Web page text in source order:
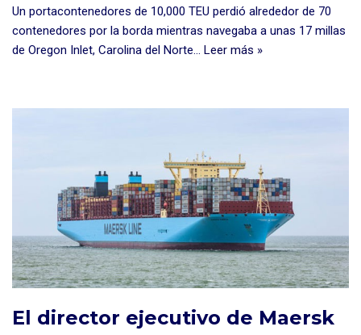
Un portacontenedores de 10,000 TEU perdió alrededor de 70
contenedores por la borda mientras navegaba a unas 17 millas
de Oregon Inlet, Carolina del Norte… Leer más »
El director ejecutivo de Maersk